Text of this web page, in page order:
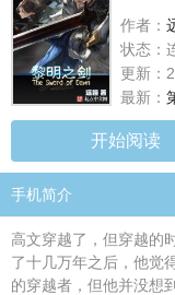
作者：
状态：
更新：
最新：
开始阅读
手机简介
高文穿越了，但穿越的
了十几万年之后，他觉
的穿越者，但他并没想